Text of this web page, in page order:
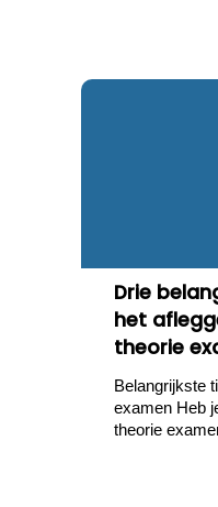
Drie
het
theorie
Belangrijkste
examen Heb
theorie